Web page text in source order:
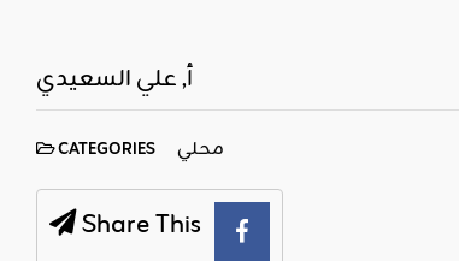
أ, علي السعيدي
CATEGORIES محلي
Share This